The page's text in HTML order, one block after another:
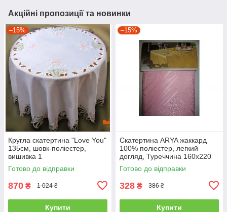
Акційні пропозиції та новинки
–15%
Кругла скатертина "Love You"
135см, шовк-поліестер,
вишивка 1
Готово до відправки
870 ₴ 1 024 ₴
Купити
–15%
Скатертина ARYA жаккард
100% поліестер, легкий
догляд, Туреччина 160x220
Готово до відправки
328 ₴ 386 ₴
Купити